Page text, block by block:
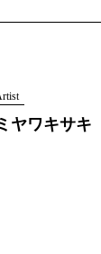
ヤワキサキ